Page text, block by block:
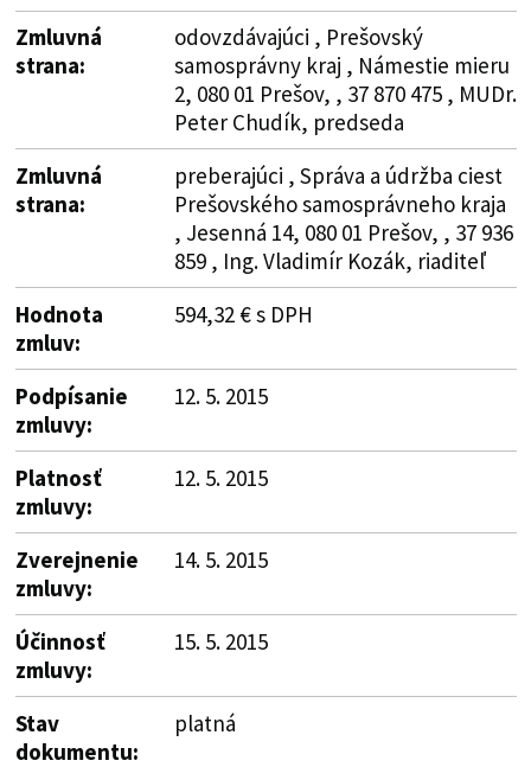
Zmluvná
strana:
odovzdávajúci , Prešovský
samosprávny kraj , Námestie mieru
2, 080 01 Prešov, , 37 870 475 , MUDr.
Peter Chudík, predseda
Zmluvná
strana:
preberajúci , Správa a údržba ciest
Prešovského samosprávneho kraja
, Jesenná 14, 080 01 Prešov, , 37 936
859 , Ing. Vladimír Kozák, riaditeľ
Hodnota
zmluv:
594,32 € s DPH
Podpísanie
zmluvy:
12. 5. 2015
Platnosť
zmluvy:
12. 5. 2015
Zverejnenie
zmluvy:
14. 5. 2015
Účinnosť
zmluvy:
15. 5. 2015
Stav
dokumentu:
platná